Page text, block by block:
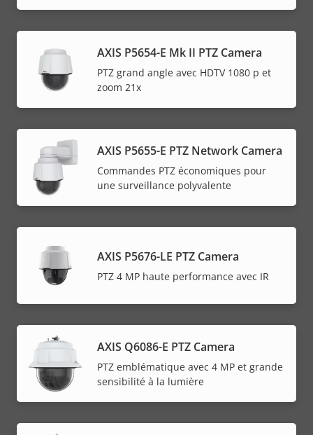
AXIS P5654-E Mk II PTZ Camera
PTZ grand angle avec HDTV 1080 p et
zoom 21x
AXIS P5655-E PTZ Network Camera
Commandes PTZ économiques pour
une surveillance polyvalente
AXIS P5676-LE PTZ Camera
PTZ 4 MP haute performance avec IR
AXIS Q6086-E PTZ Camera
PTZ emblématique avec 4 MP et grande
sensibilité à la lumière